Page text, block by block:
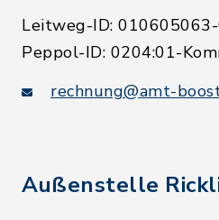
Leitweg-ID:
Peppol-ID: 0204:01-
rechnung@amt-
Außenstelle